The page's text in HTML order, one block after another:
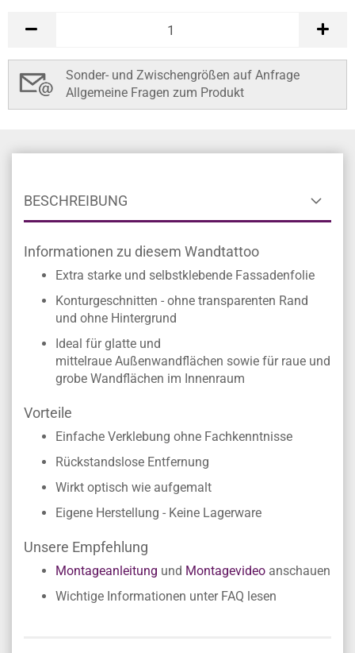
Sonder- und Zwischengrößen auf Anfrage
Allgemeine Fragen zum Produkt
BESCHREIBUNG
Informationen zu diesem Wandtattoo
Extra starke und selbstklebende Fassadenfolie
Konturgeschnitten - ohne transparenten Rand
und ohne Hintergrund
Ideal für glatte und
mittelraue Außenwandflächen sowie für raue und
grobe Wandflächen im Innenraum
Vorteile
Einfache Verklebung ohne Fachkenntnisse
Rückstandslose Entfernung
Wirkt optisch wie aufgemalt
Eigene Herstellung - Keine Lagerware
Unsere Empfehlung
Montageanleitung und Montagevideo anschauen
Wichtige Informationen unter FAQ lesen